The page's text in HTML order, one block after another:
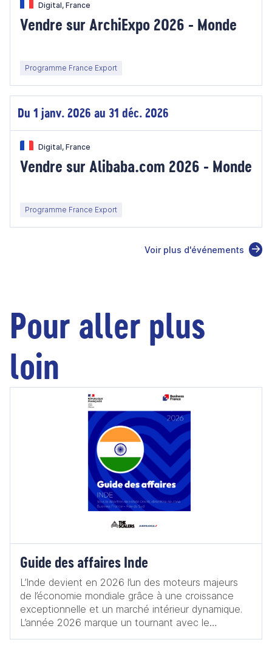
Digital, France
Vendre sur ArchiExpo 2026 - Monde
Programme France Export
Du 1 janv. 2026 au 31 déc. 2026
Digital, France
Vendre sur Alibaba.com 2026 - Monde
Programme France Export
Voir plus d'événements
Pour aller plus
loin
Guide des affaires Inde
L’Inde devient en 2026 l’un des moteurs majeurs
de l’économie mondiale grâce à une croissance
exceptionnelle et un marché intérieur dynamique.
L’année 2026 marque un tournant avec le
lancement de l’Année franco indienne de